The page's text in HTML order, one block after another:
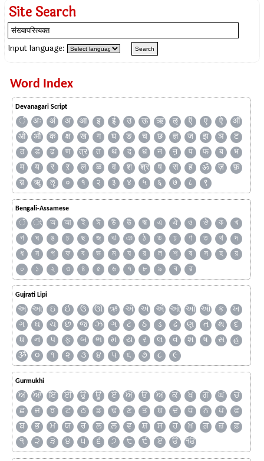
Site Search
Input language:
Word Index
Devanagari Script
ँ अः अं अ आ इ ई उ ऊ ऋ ऌ ऍ ए ऐ
ऑ
ओ
औ क क्ष ख ग घ ङ च छ ज्ञ ज झ ञ
ट
ठ
ड ढ ण त्र त थ द ध न ऩ प फ ब
भ
म
य र ऱ ल ळ व श श्र ष स ह ॐ ज़
फ़
य़
ॠ ॡ ० १ २ ३ ४ ५ ६ ७ ८ ९
Bengali-Assamese
ঁ ং অ আ ই ঈ উ ঊ ঋ এ ঐ ও ঔ ক
খ
গ
ঘ ঙ চ ছ জ ঝ ঞ ঠ ড ঢ ণ ত থ
দ
ধ
ন প ফ ব ভ ম য র ল শ ষ স হ
য়
০
১ ২ ৩ ৪ ৫ ৬ ৭ ৮ ৯ ৰ ৱ
Gujrati Lipi
અ આ ઇ ઈ ઉ ઊ ઋ ઍ એ ઐ ઑ ઓ ઔ ક
ખ
ગ
ઘ ચ છ જ ઝ ઞ ટ ઠ ડ ઢ ણ ત થ
દ
ધ
ન પ ફ બ ભ મ ય ર લ વ શ ષ સ
હ
ૐ
૦ ૧ ૨ ૩ ૪ ૫ ૬ ૭ ૮ ૯
Gurmukhi
ਅ ਆ ਇ ਈ ਉ ਊ ਏ ਐ ਓ ਔ ਕ ਖ ਗ ਘ
ਚ
ਛ
ਜ ਝ ਟ ਠ ਡ ਢ ਣ ਤ ਥ ਦ ਧ ਨ ਪ
ਫ
ਬ
ਭ ਮ ਯ ਰ ਲ ਲ਼ ਵ ਸ਼ ਸ ਹ ਖ਼ ਗ਼ ਜ਼
ਫ਼
੧
੨ ੩ ੪ ੫ ੬ ੭ ੮ ੯ ੲ ੳ ੴ